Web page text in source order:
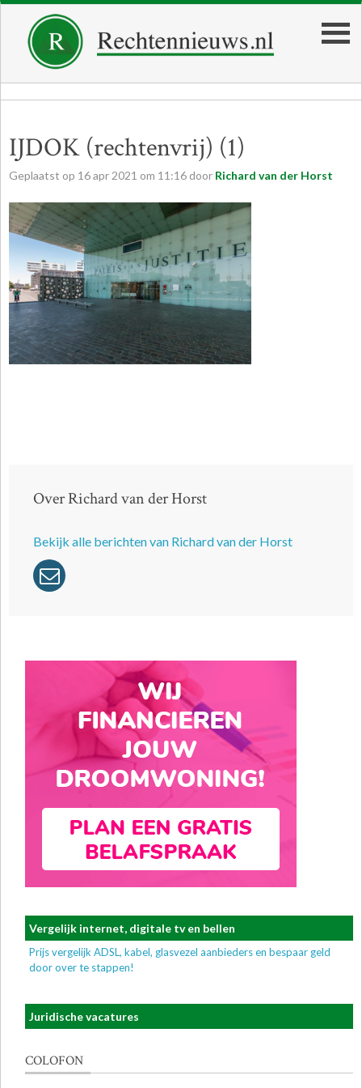
IJDOK (rechtenvrij) (1)
Geplaatst op 16apr 2021 om 11:16 door Richard van der Horst
Over Richard van der Horst
Bekijk alle berichten van Richard van der Horst
Vergelijk internet, digitale tv en bellen
Prijs vergelijk ADSL, kabel, glasvezel aanbieders en bespaar geld
door over te stappen!
Juridische vacatures
COLOFON